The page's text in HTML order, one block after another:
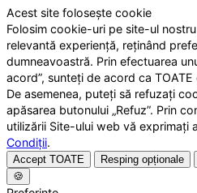
Acest site folosește cookie
Folosim cookie-uri pe site-ul
relevantă experiență, reținând
dumneavoastră. Prin efectuarea
acord”, sunteți de acord ca
De asemenea, puteți să refuzați
apăsarea butonului „Refuz”. Prin
utilizării Site-ului web vă exprimați
Condiții.
Accept TOATE Resping opționale
🍪